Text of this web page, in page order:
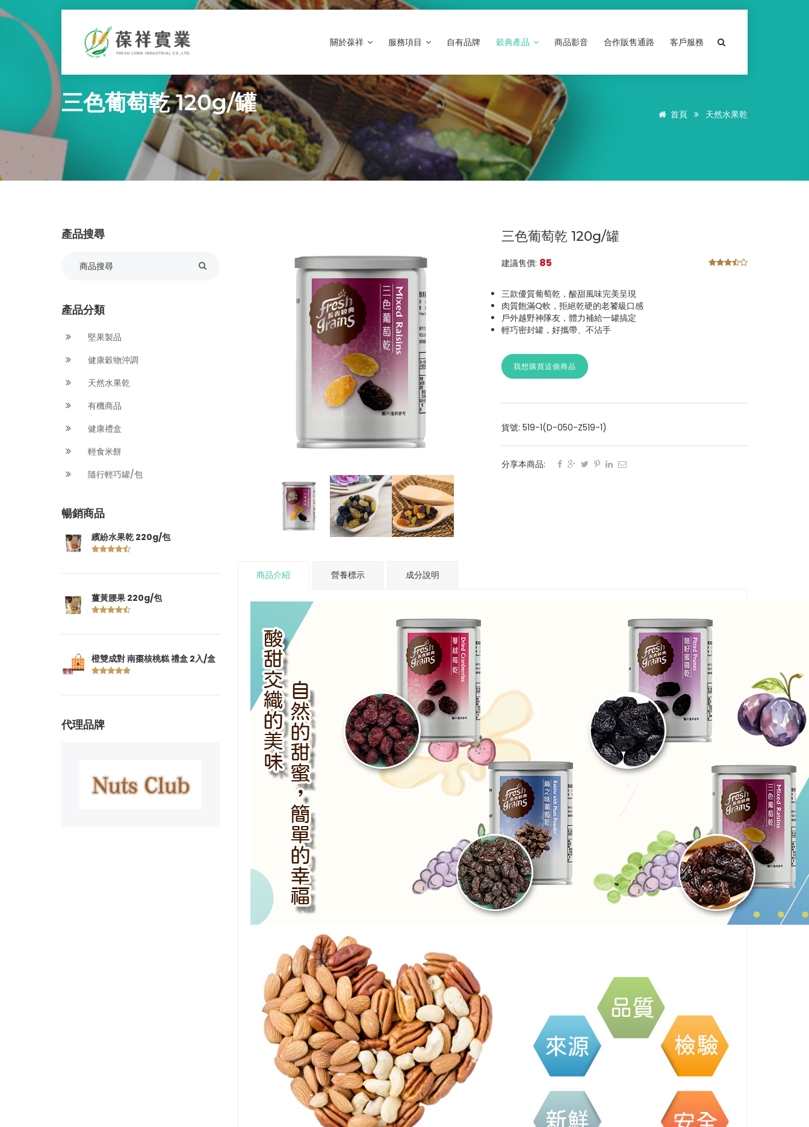
關於葆祥 服務項目 自有品牌 穀典產品 商品影音 合作販售通路 客戶服務
三色葡萄乾 120g/罐 首頁 天然水果乾
產品搜尋
產品分類
堅果製品
健康穀物沖調
天然水果乾
有機商品
健康禮盒
輕食米餅
隨行輕巧罐/包
暢銷商品
繽紛水果乾 220g/包
薑黃腰果 220g/包
橙雙成對 南棗核桃糕 禮盒 2入/盒
代理品牌
三色葡萄乾 120g/罐
建議售價: 85
三款優質葡萄乾，酸甜風味完美呈現
肉質飽滿Q軟，拒絕乾硬的老饕級口感
戶外越野神隊友，體力補給一罐搞定
輕巧密封罐，好攜帶、不沾手
我想購買這個商品
貨號: 519-1(D-050-Z519-1)
分享本商品:
商品介紹 營養標示 成分說明